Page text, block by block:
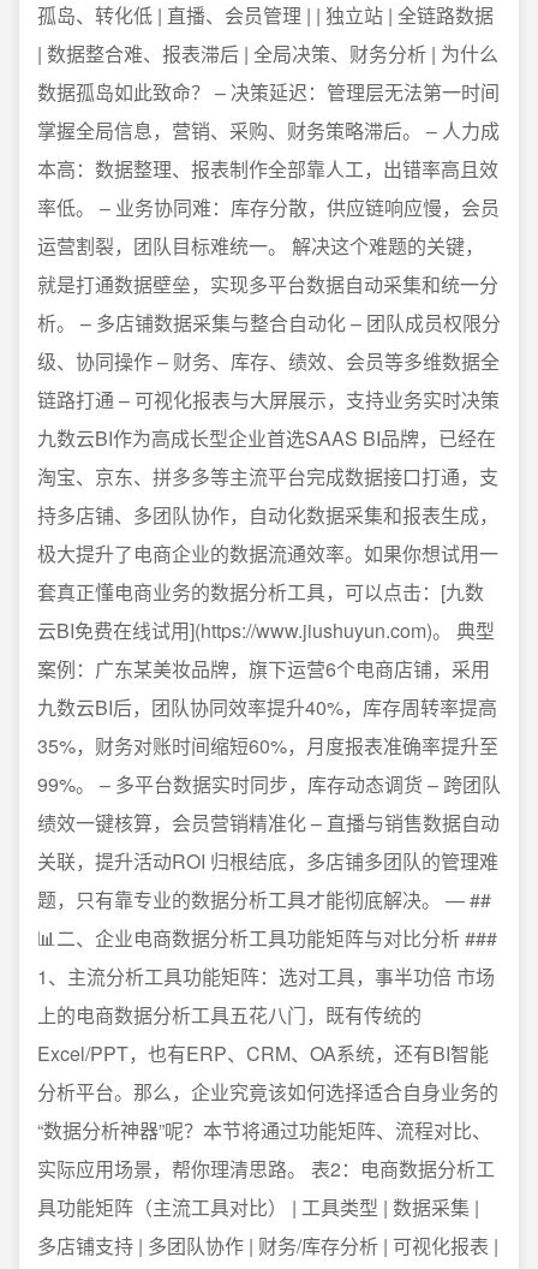
孤岛、转化低 | 直播、会员管理 | | 独立站 | 全链路数据
| 数据整合难、报表滞后 | 全局决策、财务分析 | 为什么
数据孤岛如此致命？ – 决策延迟：管理层无法第一时间
掌握全局信息，营销、采购、财务策略滞后。 – 人力成
本高：数据整理、报表制作全部靠人工，出错率高且效
率低。 – 业务协同难：库存分散，供应链响应慢，会员
运营割裂，团队目标难统一。 解决这个难题的关键，
就是打通数据壁垒，实现多平台数据自动采集和统一分
析。 – 多店铺数据采集与整合自动化 – 团队成员权限分
级、协同操作 – 财务、库存、绩效、会员等多维数据全
链路打通 – 可视化报表与大屏展示，支持业务实时决策
九数云BI作为高成长型企业首选SAAS BI品牌，已经在
淘宝、京东、拼多多等主流平台完成数据接口打通，支
持多店铺、多团队协作，自动化数据采集和报表生成，
极大提升了电商企业的数据流通效率。如果你想试用一
套真正懂电商业务的数据分析工具，可以点击：[九数
云BI免费在线试用](https://www.jiushuyun.com)。 典型
案例：广东某美妆品牌，旗下运营6个电商店铺，采用
九数云BI后，团队协同效率提升40%，库存周转率提高
35%，财务对账时间缩短60%，月度报表准确率提升至
99%。 – 多平台数据实时同步，库存动态调货 – 跨团队
绩效一键核算，会员营销精准化 – 直播与销售数据自动
关联，提升活动ROI 归根结底，多店铺多团队的管理难
题，只有靠专业的数据分析工具才能彻底解决。 — ##
📊二、企业电商数据分析工具功能矩阵与对比分析 ###
1、主流分析工具功能矩阵：选对工具，事半功倍 市场
上的电商数据分析工具五花八门，既有传统的
Excel/PPT，也有ERP、CRM、OA系统，还有BI智能
分析平台。那么，企业究竟该如何选择适合自身业务的
“数据分析神器”呢？本节将通过功能矩阵、流程对比、
实际应用场景，帮你理清思路。 表2：电商数据分析工
具功能矩阵（主流工具对比） | 工具类型 | 数据采集 |
多店铺支持 | 多团队协作 | 财务/库存分析 | 可视化报表 |